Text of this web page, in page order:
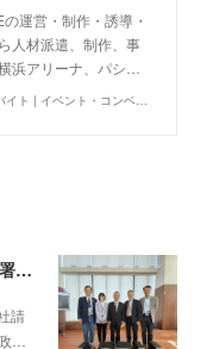
運営・制作・誘導・
人材派遣、制作、事
浜アリーナ、パシ…
国際会議現場（ASPN 台湾教育部体育署APECスポーツ政策ネットワーク総会）
請
…